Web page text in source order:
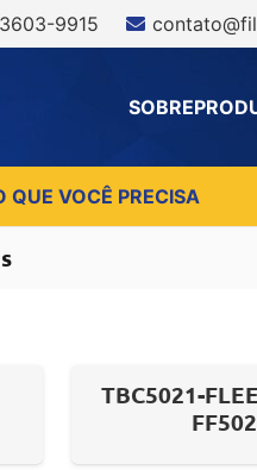
9915
SOBRE
QUE VOCÊ PRECISA
TBC5021-